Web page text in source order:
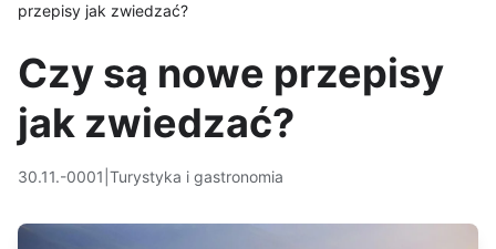
przepisy jak zwiedzać?
Czy są nowe przepisy
jak zwiedzać?
30.11.-0001 Turystyka i gastronomia